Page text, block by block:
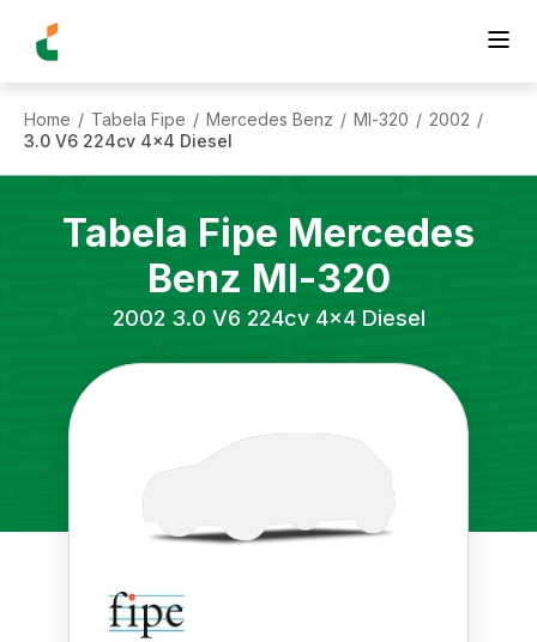
Home / Tabela Fipe / Mercedes Benz / Ml-320 / 2002 /
3.0 V6 224cv 4x4 Diesel
Tabela Fipe Mercedes
Benz Ml-320
2002 3.0 V6 224cv 4x4 Diesel